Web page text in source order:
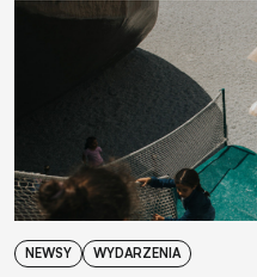
NEWSY WYDARZENIA